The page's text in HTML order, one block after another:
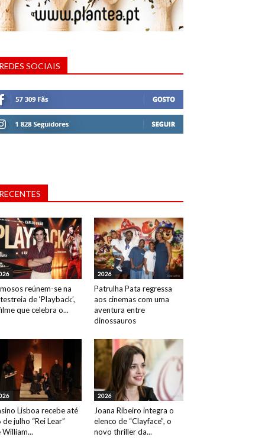
SOCIAIS
reúnem-se na
de ‘Playback’,
que celebra o...
2026
Patrulha Pata regressa
aos cinemas com uma
aventura entre
dinossauros
Lisboa recebe até
de julho “Rei Lear”
William...
2026
Joana Ribeiro integra o
elenco de “Clayface”, o
novo thriller da...